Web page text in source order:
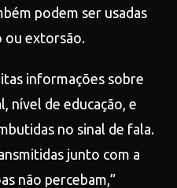
podem ser usadas
ou extorsão.
informações sobre
nível de educação, e
no sinal de fala.
junto com a
não percebam,”